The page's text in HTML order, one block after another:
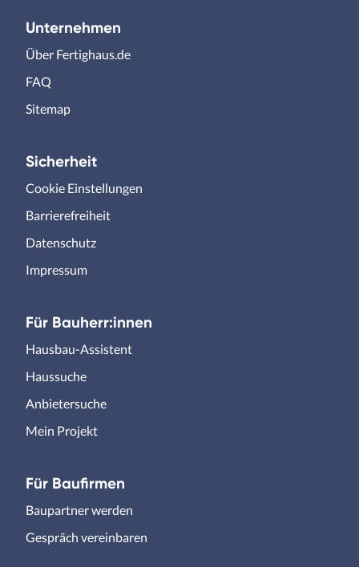
Unternehmen
Über Fertighaus.de
FAQ
Sitemap
Sicherheit
Cookie Einstellungen
Barrierefreiheit
Datenschutz
Impressum
Für Bauherr:innen
Hausbau-Assistent
Haussuche
Anbietersuche
Mein Projekt
Für Baufirmen
Baupartner werden
Gespräch vereinbaren